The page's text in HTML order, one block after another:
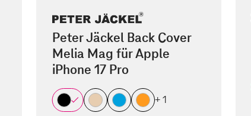
Peter Jäckel Back Cover
Melia Mag für Apple
iPhone 17 Pro
+ 1